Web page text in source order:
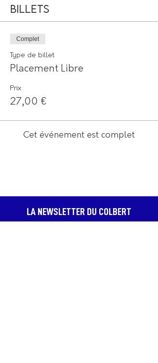
Billets
Complet
Type de billet
Placement Libre
Prix
27,00 €
Cet événement est complet
LA NEWSLETTER DU COLBERT